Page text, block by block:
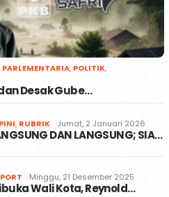
PARLEMENTARIA, POLITIK,
Desak Gube…
, RUBRIK Jumat, 2 Januari 2026
DAN LANGSUNG; SIA…
Minggu, 21 Desember 2025
Wali Kota, Reynold…